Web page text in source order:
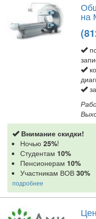
на
Внимание скидки!
Ночью 25%!
Студентам 10%
Пенсионерам 10%
Участникам ВОВ 30%
подробнее